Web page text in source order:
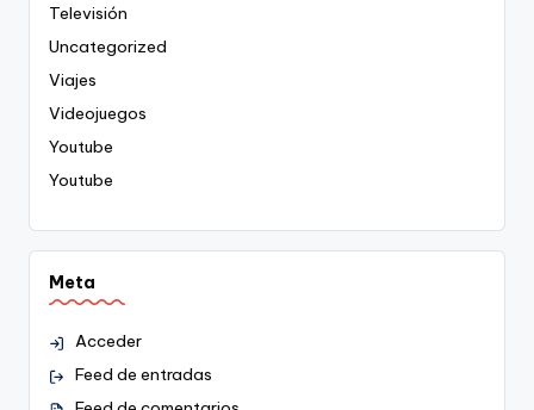
Televisión
Uncategorized
Viajes
Videojuegos
Youtube
Youtube
Meta
Acceder
Feed de entradas